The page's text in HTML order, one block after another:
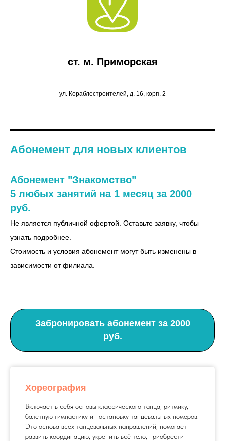
ст. м. Приморская
ул. Кораблестроителей, д. 16, корп. 2
Абонемент для новых клиентов
Абонемент "Знакомство"
5 любых занятий на 1 месяц за 2000
руб.
Не является публичной офертой. Оставьте заявку, чтобы
узнать подробнее.
Стоимость и условия абонемент могут быть изменены в
зависимости от филиала.
Забронировать абонемент за 2000
руб.
Хореография
Включает в себя основы классического танца, ритмику,
балетную гимнастику и постановку танцевальных номеров.
Это основа всех танцевальных направлений, помогает
развить координацию, укрепить всё тело, приобрести